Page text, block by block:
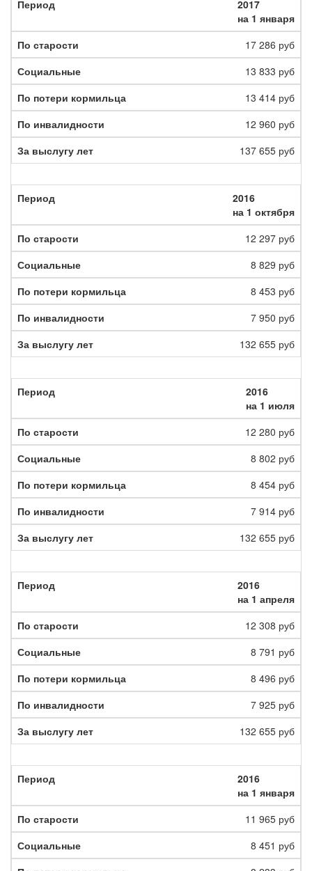
2017
на 1 января
17 286 руб
13 833 руб
13 414 руб
12 960 руб
137 655 руб
2016
на 1 октября
12 297 руб
8 829 руб
8 453 руб
7 950 руб
132 655 руб
2016
на 1 июля
12 280 руб
8 802 руб
8 454 руб
7 914 руб
132 655 руб
2016
на 1 апреля
12 308 руб
8 791 руб
8 496 руб
7 925 руб
132 655 руб
2016
на 1 января
11 965 руб
8 451 руб